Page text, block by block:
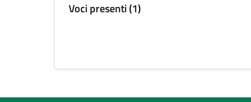
Voci presenti (1)